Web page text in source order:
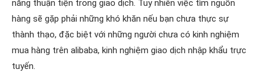
năng thuận tiện trong giao dịch. Tuy nhiên việc tìm nguồn
hàng sẽ gặp phải những khó khăn nếu bạn chưa thực sự
thành thạo, đặc biệt với những người chưa có kinh nghiệm
mua hàng trên alibaba, kinh nghiệm giao dịch nhập khẩu trực
tuyến.